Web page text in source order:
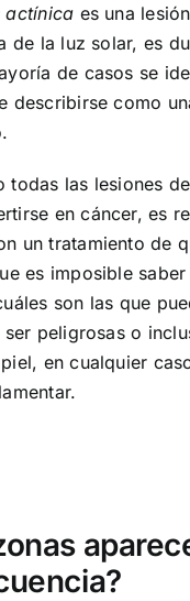
actínica es una
de la luz solar, es
de casos se
describirse como
todas las lesiones
en cáncer, es
un tratamiento de
es imposible
son las que
ser peligrosas o
en cualquier